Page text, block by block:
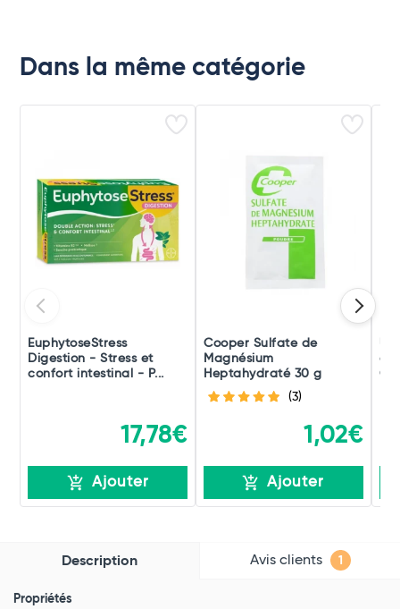
Dans la même catégorie
EuphytoseStress
Digestion - Stress et
confort intestinal - P...
17,78€
Ajouter
Cooper Sulfate de
Magnésium
Heptahydraté 30 g
(3)
1,02€
Ajouter
de
Description Avis clients 1
Propriétés